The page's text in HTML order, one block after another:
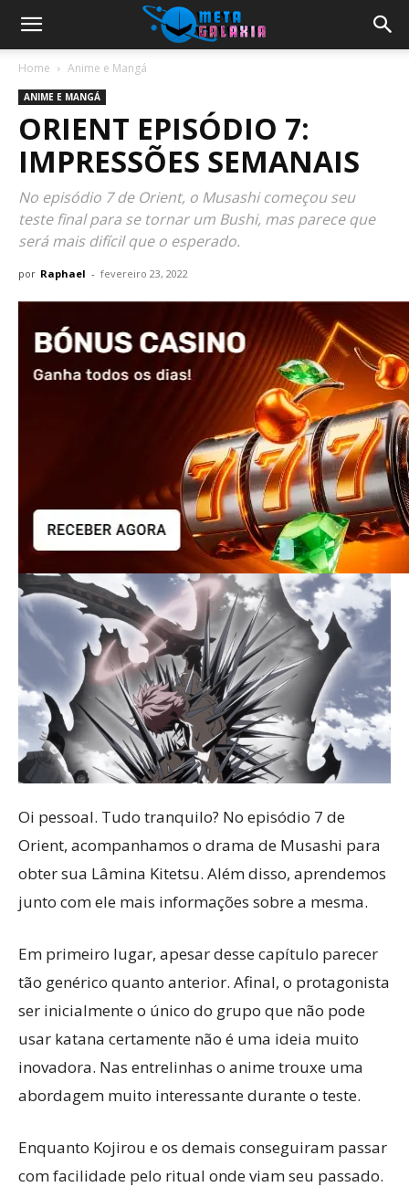
Home Anime e Mangá
ANIME E MANGÁ
ORIENT EPISÓDIO 7:
IMPRESSÕES SEMANAIS
No episódio 7 de Orient, o Musashi começou seu
teste final para se tornar um Bushi, mas parece que
será mais difícil que o esperado.
por Raphael - fevereiro 23, 2022
Oi pessoal. Tudo tranquilo? No episódio 7 de
Orient, acompanhamos o drama de Musashi para
obter sua Lâmina Kitetsu. Além disso, aprendemos
junto com ele mais informações sobre a mesma.
Em primeiro lugar, apesar desse capítulo parecer
tão genérico quanto anterior. Afinal, o protagonista
ser inicialmente o único do grupo que não pode
usar katana certamente não é uma ideia muito
inovadora. Nas entrelinhas o anime trouxe uma
abordagem muito interessante durante o teste.
Enquanto Kojirou e os demais conseguiram passar
com facilidade pelo ritual onde viam seu passado.